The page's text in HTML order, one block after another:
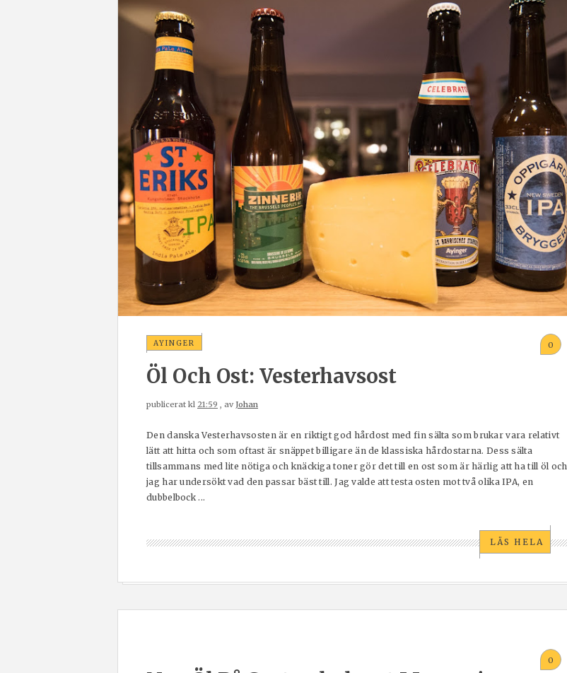
AYINGER 0
Öl Och Ost: Vesterhavsost
publicerat kl 21:59 , avJohan
Den danska Vesterhavsosten är en riktigt god hårdost med fin sälta som brukar vara relativt
lätt att hitta och som oftast är snäppet billigare än de klassiska hårdostarna. Dess sälta
tillsammans med lite nötiga och knäckiga toner gör det till en ost som är härlig att ha till öl och
jag har undersökt vad den passar bäst till. Jag valde att testa osten mot två olika IPA, en
dubbelbock ...
LÄS HELA
0